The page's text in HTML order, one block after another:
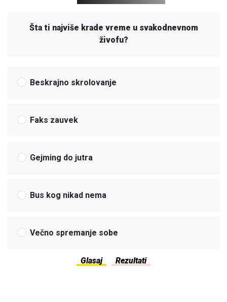
Šta ti najviše krade vreme u svakodnevnom
živofu?
Beskrajno skrolovanje
Faks zauvek
Gejming do jutra
Bus kog nikad nema
Večno spremanje sobe